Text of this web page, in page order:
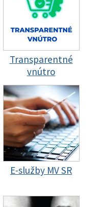
Transparentné
vnútro
E-služby MV SR